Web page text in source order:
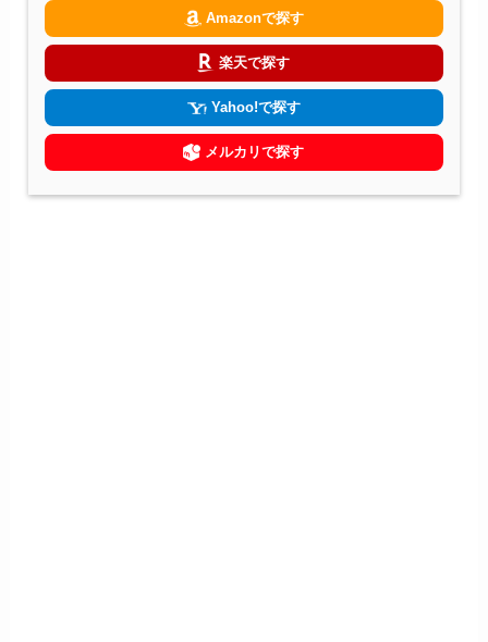
Amazonで探す
楽天で探す
Yahoo!で探す
メルカリで探す